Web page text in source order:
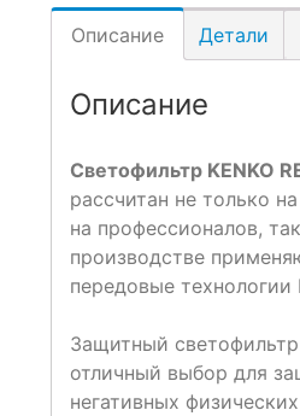
Описание Детали
Описание
Светофильтр KENKO
рассчитан не только
на профессионалов,
производстве
передовые технологии
Защитный светофильтр
отличный выбор для
негативных